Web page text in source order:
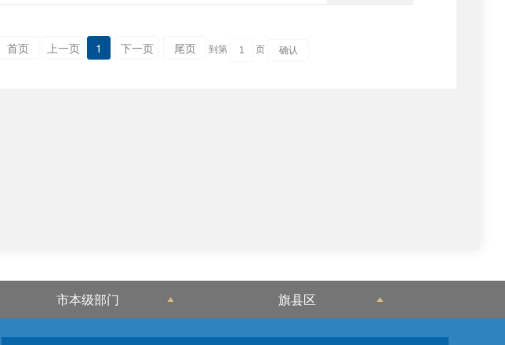
首页 上一页 1 下一页 尾页 到第 页
市本级部门 旗县区